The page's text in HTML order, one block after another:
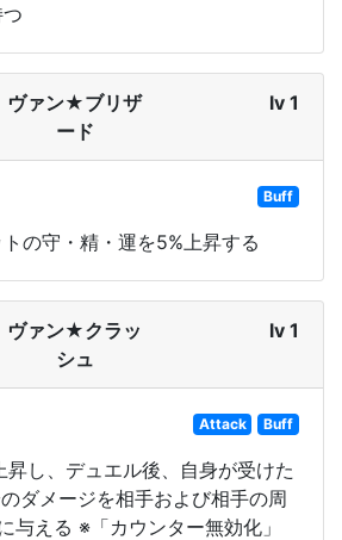
ヴァン★ブリザ
ード
lv 1
Buff
の守・精・運を5%上昇する
ヴァン★クラッ
シュ
lv 1
Attack Buff
し、デュエル後、自身が受けた
ダメージを相手および相手の周
与える ※「カウンター無効化」